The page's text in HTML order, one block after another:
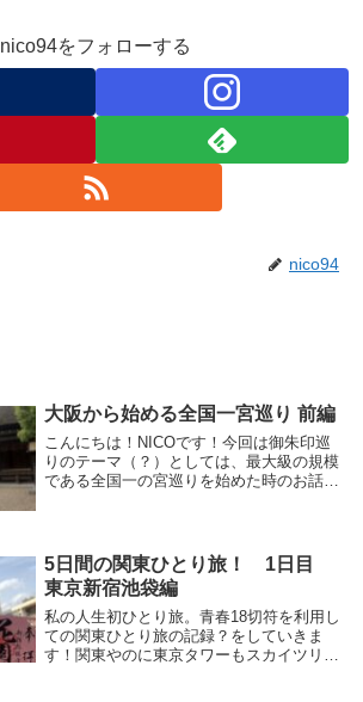
nico94をフォローする
nico94
大阪から始める全国一宮巡り 前編
こんにちは！NICOです！今回は御朱印巡
りのテーマ（？）としては、最大級の規模
である全国一の宮巡りを始めた時のお話で
ついて簡単...
5日間の関東ひとり旅！ 1日目
東京新宿池袋編
私の人生初ひとり旅。青春18切符を利用し
ての関東ひとり旅の記録？をしていきま
す！関東やのに東京タワーもスカイツリー